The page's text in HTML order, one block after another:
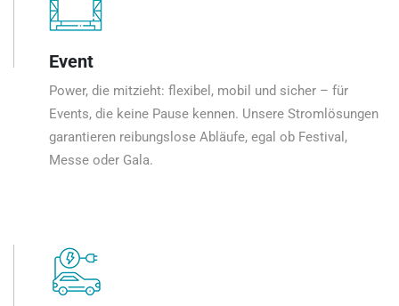
Event
Power, die mitzieht: flexibel, mobil und sicher – für
Events, die keine Pause kennen. Unsere Stromlösungen
garantieren reibungslose Abläufe, egal ob Festival,
Messe oder Gala.